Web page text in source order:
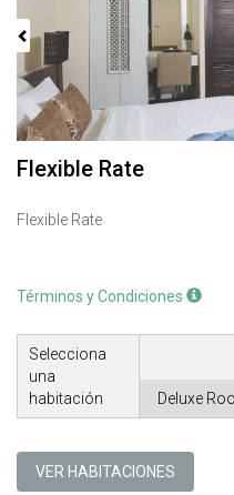
Flexible Rate
Flexible Rate
Términos y Condiciones
Selecciona
una
habitación
VER HABITACIONES